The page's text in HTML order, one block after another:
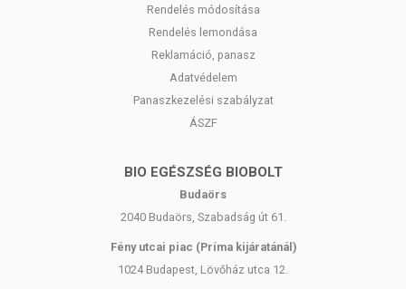
Rendelés módosítása
Rendelés lemondása
Reklamáció, panasz
Adatvédelem
Panaszkezelési szabályzat
ÁSZF
BIO EGÉSZSÉG BIOBOLT
Budaörs
2040 Budaörs, Szabadság út 61.
Fény utcai piac (Príma kijáratánál)
1024 Budapest, Lövőház utca 12.